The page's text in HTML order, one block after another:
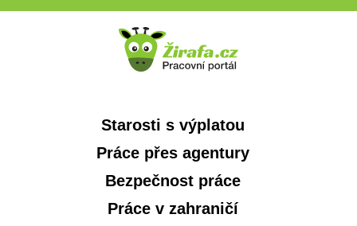
Starosti s výplatou
Práce přes agentury
Bezpečnost práce
Práce v zahraničí